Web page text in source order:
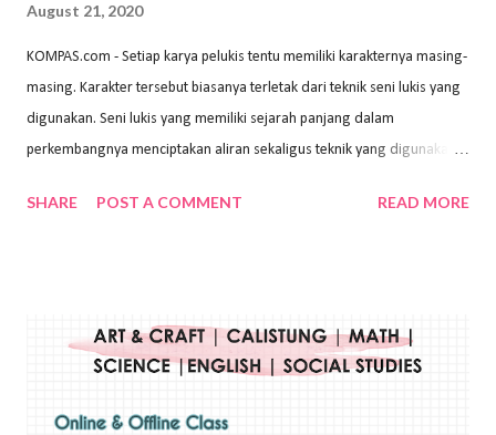
August 21, 2020
KOMPAS.com - Setiap karya pelukis tentu memiliki karakternya masing-
masing. Karakter tersebut biasanya terletak dari teknik seni lukis yang
digunakan. Seni lukis yang memiliki sejarah panjang dalam
perkembangnya menciptakan aliran sekaligus teknik yang digunakan.
Wayan Kun Adnyana, teknik yang berbeda tentunya akan
menggunakan bahan dasar cat air, cat akrilik, atau cat minyak dengan
sapuan warna cat yang tebal. Dengan memberikan sapuan warna
pelukis untuk menghasilkan lukisan yang mempesona dan tentunya
SHARE POST A COMMENT READ MORE